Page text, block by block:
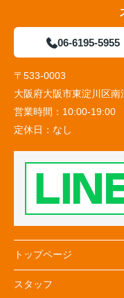
06-6195-5955
〒533-0003
大阪府大阪市東淀川区
営業時間： 10:00-19:00
定休日： なし
トップページ
スタッフ